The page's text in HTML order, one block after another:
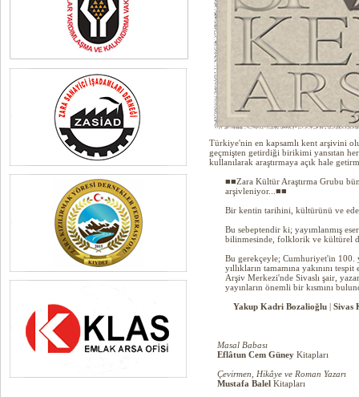
Türkiye'nin en kapsamlı kent arşivini
geçmişten getirdiği birikimi yansıtan
kullanılarak araştırmaya açık hale
■■Zara Kültür Araştırma Grubu
arşivleniyor...■■
Bir kentin tarihini, kültürünü ve
Bu sebeptendir ki; yayımlanmış
bilinmesinde, folklorik ve kültürel
Bu gerekçeyle; Cumhuriyet'in 100.
yıllıkların tamamına yakınını
Arşiv Merkezi'nde Sivaslı şair,
yayınların önemli bir kısmını
Yakup Kadri Bozalioğlu | Sivas
Masal Babası
Eflâtun Cem Güney Kitapları
Çevirmen, Hikâye ve Roman Yazarı
Mustafa Balel Kitapları